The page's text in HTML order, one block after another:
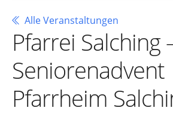
Alle Veranstaltungen
Pfarrei Salching
Seniorenadvent
Pfarrheim